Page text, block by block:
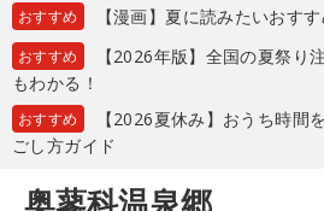
おすすめ 【漫画】夏に読みたいおす
おすすめ
【2026年版】全国の夏祭り
もわかる！
おすすめ
【2026夏休み】おうち時間
ごし方ガイド
奥蓼科温泉郷